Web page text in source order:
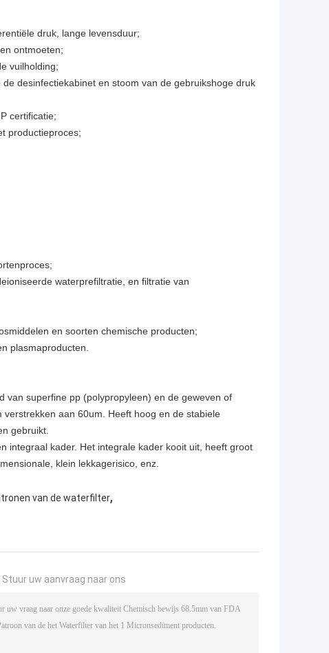
druk, lange levensduur;
ontmoeten;
vuilholding;
desinfectiekabinet en stoom van de gebruikshoge druk
certificatie;
productieproces;
waterprefiltratie, en filtratie van
en soorten chemische producten;
plasmaproducten.
van superfine pp (polypropyleen) en de geweven of
aan 60um. Heeft hoog en de stabiele
gebruikt.
integraal kader. Het integrale kader kooit uit, heeft groot
klein lekkagerisico, enz.
van de waterfilter,
Stuur uw aanvraag naar ons